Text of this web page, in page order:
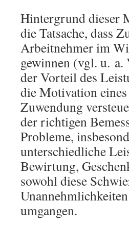
Hintergrund dieser
die Tatsache, dass
Arbeitnehmer im
gewinnen (vgl. u.
der Vorteil des
die Motivation
Zuwendung
der richtigen
Probleme,
unterschiedliche
Bewirtung,
sowohl diese
umgangen.